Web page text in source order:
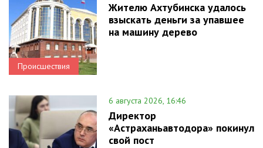
Происшествия
Жителю Ахтубинска удалось
взыскать деньги за упавшее
на машину дерево
6 августа 2026, 16:46
Директор
«Астраханьавтодора» покинул
свой пост